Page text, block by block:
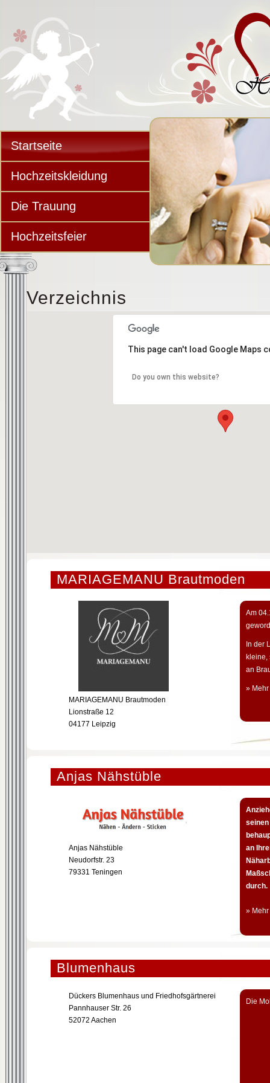
Startseite
Hochzeitskleidung
Die Trauung
Hochzeitsfeier
Verzeichnis
This page can't load Google Maps
Do you own this website?
MARIAGEMANU Brautmoden
MARIAGEMANU Brautmoden
Lionstraße 12
04177 Leipzig
Am
In der
kleine,
an
»
Anjas Nähstüble
Anjas Nähstüble
Neudorfstr. 23
79331 Teningen
an
durch.
»
Blumenhaus
Dückers Blumenhaus und Friedhofsgärtnerei
Pannhauser Str. 26
52072 Aachen
Die